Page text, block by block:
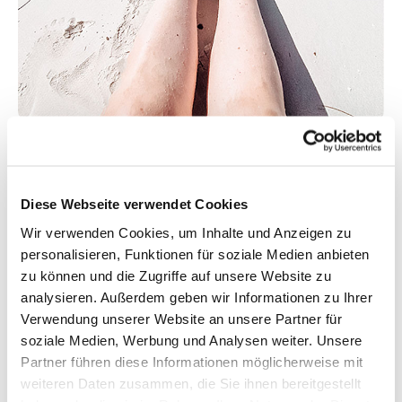
Diese Webseite verwendet Cookies
Wir verwenden Cookies, um Inhalte und Anzeigen zu
personalisieren, Funktionen für soziale Medien anbieten
zu können und die Zugriffe auf unsere Website zu
analysieren. Außerdem geben wir Informationen zu Ihrer
Verwendung unserer Website an unsere Partner für
soziale Medien, Werbung und Analysen weiter. Unsere
Partner führen diese Informationen möglicherweise mit
weiteren Daten zusammen, die Sie ihnen bereitgestellt
Genau das wünsche ich dir auch: Dass du wieder
hast und deinen Weg gehst. Gerne begleite ich
Physiotherapeutin, Food Coach und Ernährungs- &
Diätberaterin kann ich dich eng begleiten und dir
zusätzlich einige Tipps und Tricks mit auf den
Weg geben. Stoffwechselkuren (bei denen
Lipödem-Betroffene bis zu 30 kg in 50 Tagen
abgenommen haben), Entgiftung und
Darmgesundheit sind mein Steckenpferd. Als